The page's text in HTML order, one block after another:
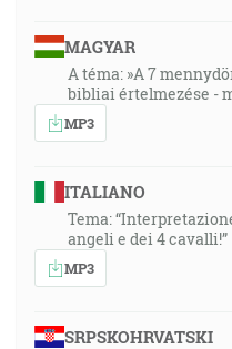
MAGYAR
A téma: »A 7
bibliai értelmezése -
MP3
ITALIANO
Tema:
angeli e dei 4 cavalli!”
MP3
SRPSKOHRVATSKI